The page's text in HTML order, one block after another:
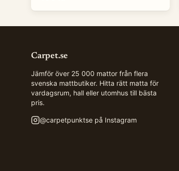
Carpet.se
Jämför över 25 000 mattor från flera
svenska mattbutiker. Hitta rätt matta för
vardagsrum, hall eller utomhus till bästa
pris.
@carpetpunktse på Instagram